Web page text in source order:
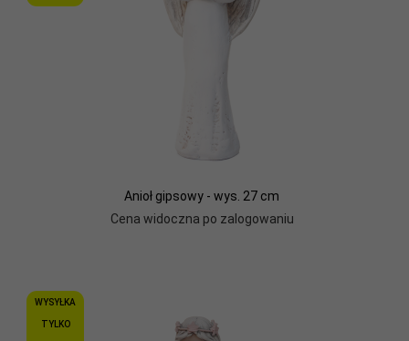
Anioł gipsowy - wys. 27 cm
Cena widoczna po zalogowaniu
WYSYŁKA
TYLKO